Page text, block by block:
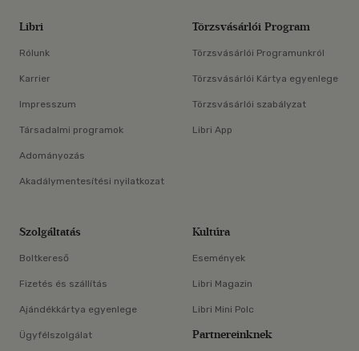
Libri
Rólunk
Karrier
Impresszum
Társadalmi programok
Adományozás
Akadálymentesítési nyilatkozat
Törzsvásárlói Program
Törzsvásárlói Programunkról
Törzsvásárlói Kártya egyenlege
Törzsvásárlói szabályzat
Libri App
Szolgáltatás
Boltkereső
Fizetés és szállítás
Ajándékkártya egyenlege
Ügyfélszolgálat
Kultúra
Események
Libri Magazin
Libri Mini Polc
Partnereinknek